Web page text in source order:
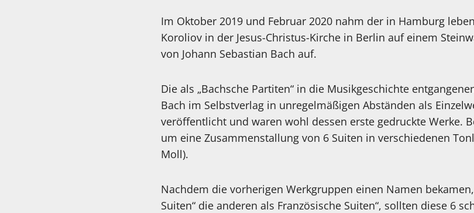
Im Oktober 2019 und Februar 2020 nahm der in Hamburg
Koroliov in der Jesus-Christus-Kirche in Berlin auf einem
von Johann Sebastian Bach auf.
Die als „Bachsche Partiten“ in die Musikgeschichte
Bach im Selbstverlag in unregelmäßigen Abständen als
veröffentlicht und waren wohl dessen erste gedruckte Werke.
um eine Zusammenstallung von 6 Suiten in verschiedenen
Moll).
Nachdem die vorherigen Werkgruppen einen Namen
Suiten“ die anderen als Französische Suiten“, sollten diese 6